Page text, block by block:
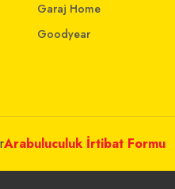
Garaj Home
Goodyear
Arabuluculuk İrtibat Formu